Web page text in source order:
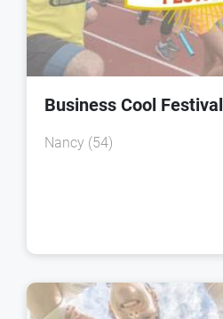
Business Cool Festival
Nancy (54)